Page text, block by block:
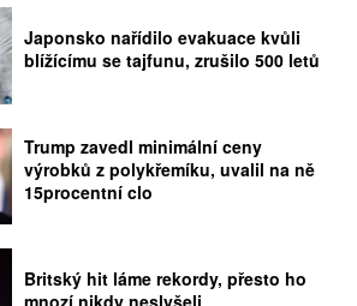
Japonsko nařídilo evakuace kvůli
blížícímu se tajfunu, zrušilo 500 letů
Trump zavedl minimální ceny
výrobků z polykřemíku, uvalil na ně
15procentní clo
Britský hit láme rekordy, přesto ho